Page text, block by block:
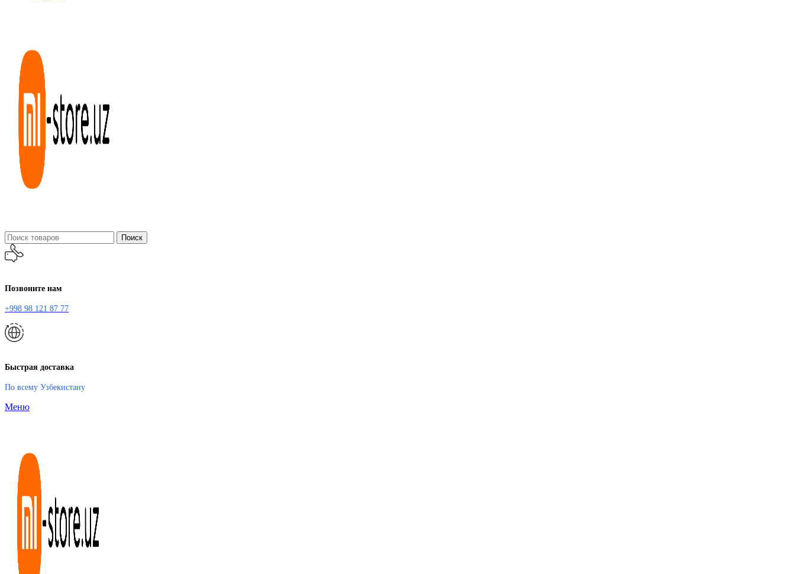
Поиск
Позвоните нам
+998 98 121 87 77
Быстрая доставка
По всему Узбекистану
Меню